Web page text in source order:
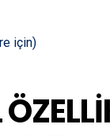
için)